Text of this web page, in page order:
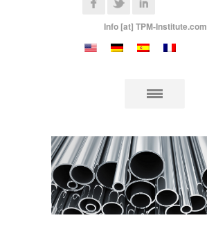
Info [at] TPM-Institute.com